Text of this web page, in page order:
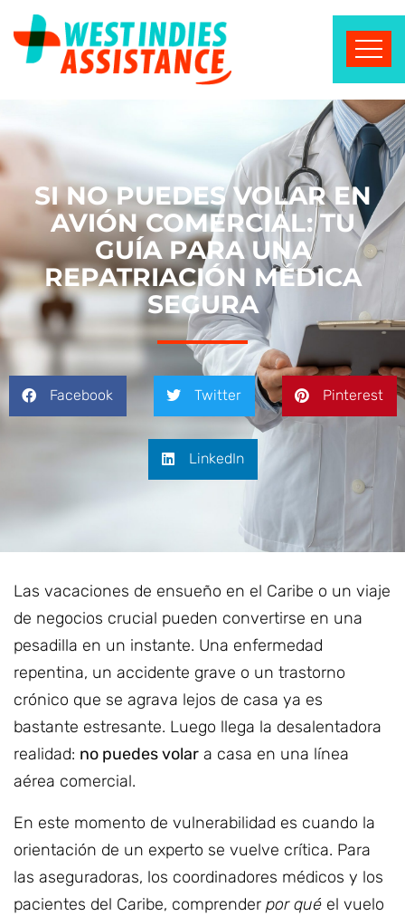
SI NO PUEDES VOLAR EN
AVIÓN COMERCIAL: TU
GUÍA PARA UNA
REPATRIACIÓN MÉDICA
SEGURA
Facebook Twitter Pinterest
LinkedIn
Las vacaciones de ensueño en el Caribe o un viaje
de negocios crucial pueden convertirse en una
pesadilla en un instante. Una enfermedad
repentina, un accidente grave o un trastorno
crónico que se agrava lejos de casa ya es
bastante estresante. Luego llega la desalentadora
realidad: no puedes volar a casa en una línea
aérea comercial.
En este momento de vulnerabilidad es cuando la
orientación de un experto se vuelve crítica. Para
las aseguradoras, los coordinadores médicos y los
pacientes del Caribe, comprender por qué el vuelo